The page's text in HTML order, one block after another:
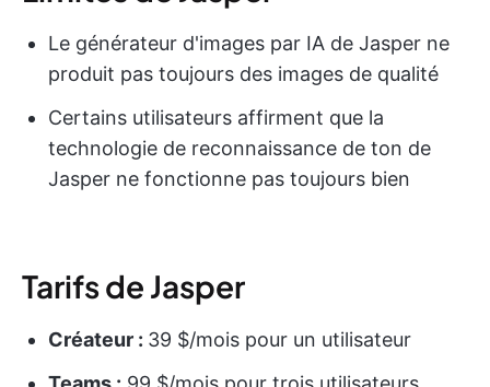
Le générateur d'images par IA de Jasper ne
produit pas toujours des images de qualité
Certains utilisateurs affirment que la
technologie de reconnaissance de ton de
Jasper ne fonctionne pas toujours bien
Tarifs de Jasper
Créateur : 39 $/mois pour un utilisateur